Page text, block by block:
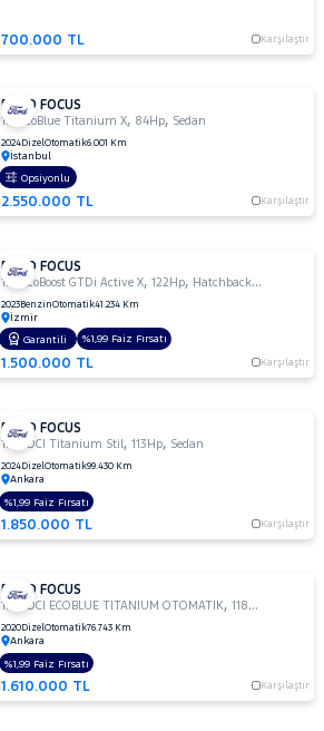
700.000 TL Karşılaştır
FORD FOCUS
1.5 EcoBlue Titanium X, 84Hp, Sedan
2024DizelOtomatik6.001 Km
İstanbul
2.550.000 TL Karşılaştır
Opsiyonlu
FORD FOCUS
1.0 EcoBoost GTDi Active X,122Hp, Hatchback 5 Kapı
2023BenzinOtomatik41.234 Km
İzmir
1.500.000 TL Karşılaştır
Garantili %1,99 Faiz Fırsatı
FORD FOCUS
1.5 TDCI Titanium Stil,113Hp, Sedan
2024DizelOtomatik99.430 Km
Ankara
1.850.000 TL Karşılaştır
%1,99 Faiz Fırsatı
FORD FOCUS
1.5 TDCI ECOBLUE TITANIUM OTOMATIK,118Hp
2020DizelOtomatik76.743 Km
Ankara
1.610.000 TL Karşılaştır
%1,99 Faiz Fırsatı